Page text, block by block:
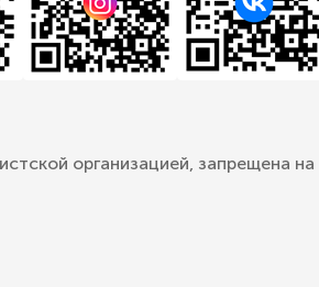
организацией, запрещена на